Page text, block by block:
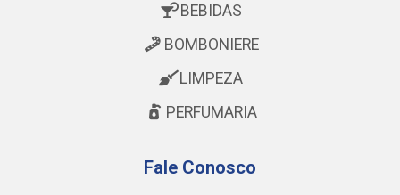
BEBIDAS
BOMBONIERE
LIMPEZA
PERFUMARIA
Fale Conosco